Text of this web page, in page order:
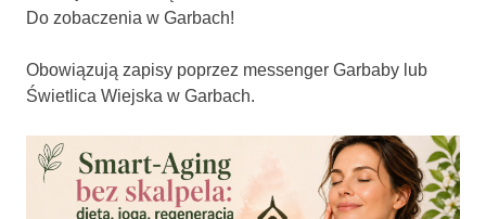
Do zobaczenia w Garbach!
Obowiązują zapisy poprzez messenger Garbaby lub
Świetlica Wiejska w Garbach.